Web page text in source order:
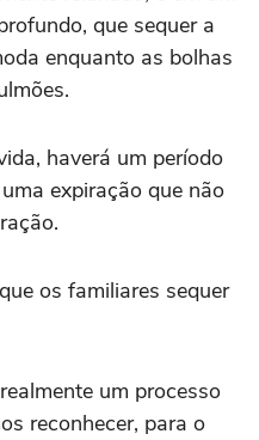
que sequer a
enquanto as bolhas
haverá um período
expiração que não
os familiares sequer
um processo
reconhecer, para o